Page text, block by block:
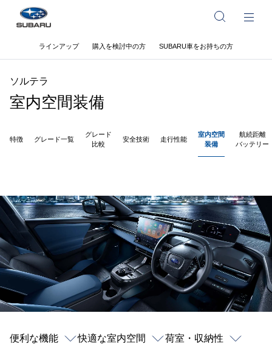
ラインアップ 購入を検討中の方 SUBARU車をお持ちの方
ソルテラ
室内空間装備
特徴 グレード一覧
グレード
比較
安全技術 走行性能
室内空間
装備
航続距離
バッテリー
便利な機能 快適な室内空間 荷室・収納性